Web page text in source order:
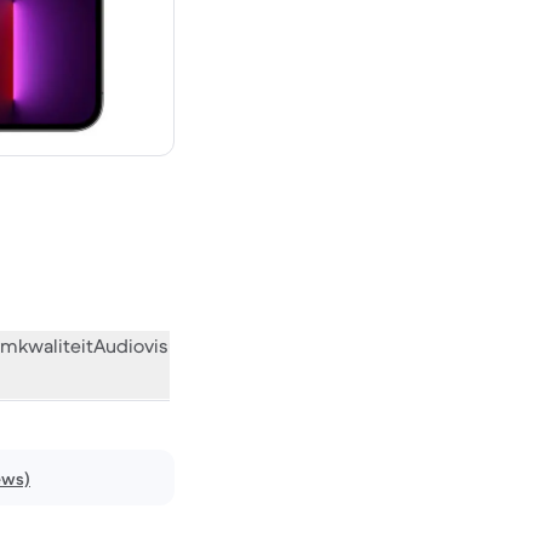
1.259,00 nieuw
Audiovisueel